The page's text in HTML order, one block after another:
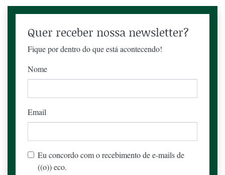
Quer receber nossa newsletter?
Fique por dentro do que está acontecendo!
Nome
Email
Eu concordo com o recebimento de e-mails de
((o)) eco.